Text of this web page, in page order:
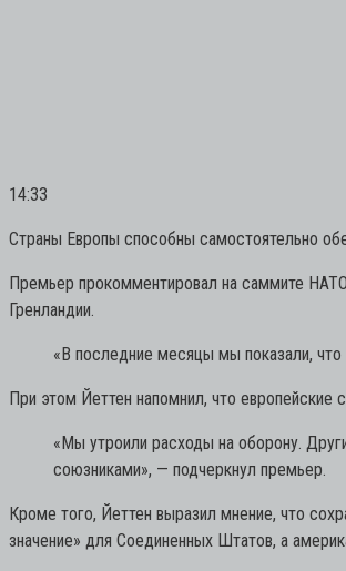
14:33
Страны Европы способны самостоятельно
Премьер прокомментировал на саммите
Гренландии.
«В последние месяцы мы показали,
При этом Йеттен напомнил, что европейские
«Мы утроили расходы на оборону.
союзниками», — подчеркнул премьер.
Кроме того, Йеттен выразил мнение, что
значение» для Соединенных Штатов, а